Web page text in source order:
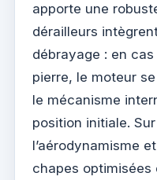
apporte une
dérailleurs
débrayage : en
pierre, le moteur
le mécanisme
position initiale.
l’aérodynamisme
chapes optimisées